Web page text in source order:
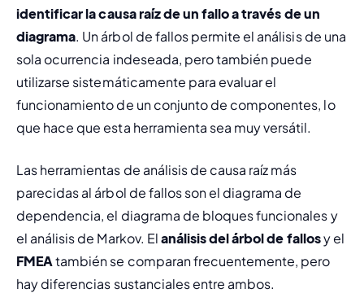
identificar la causa raíz de un fallo a través de un
diagrama. Un árbol de fallos permite el análisis de una
sola ocurrencia indeseada, pero también puede
utilizarse sistemáticamente para evaluar el
funcionamiento de un conjunto de componentes, lo
que hace que esta herramienta sea muy versátil.
Las herramientas de análisis de causa raíz más
parecidas al árbol de fallos son el diagrama de
dependencia, el diagrama de bloques funcionales y
el análisis de Markov. El análisis del árbol de fallos
FMEA también se comparan frecuentemente, pero
hay diferencias sustanciales entre ambos.